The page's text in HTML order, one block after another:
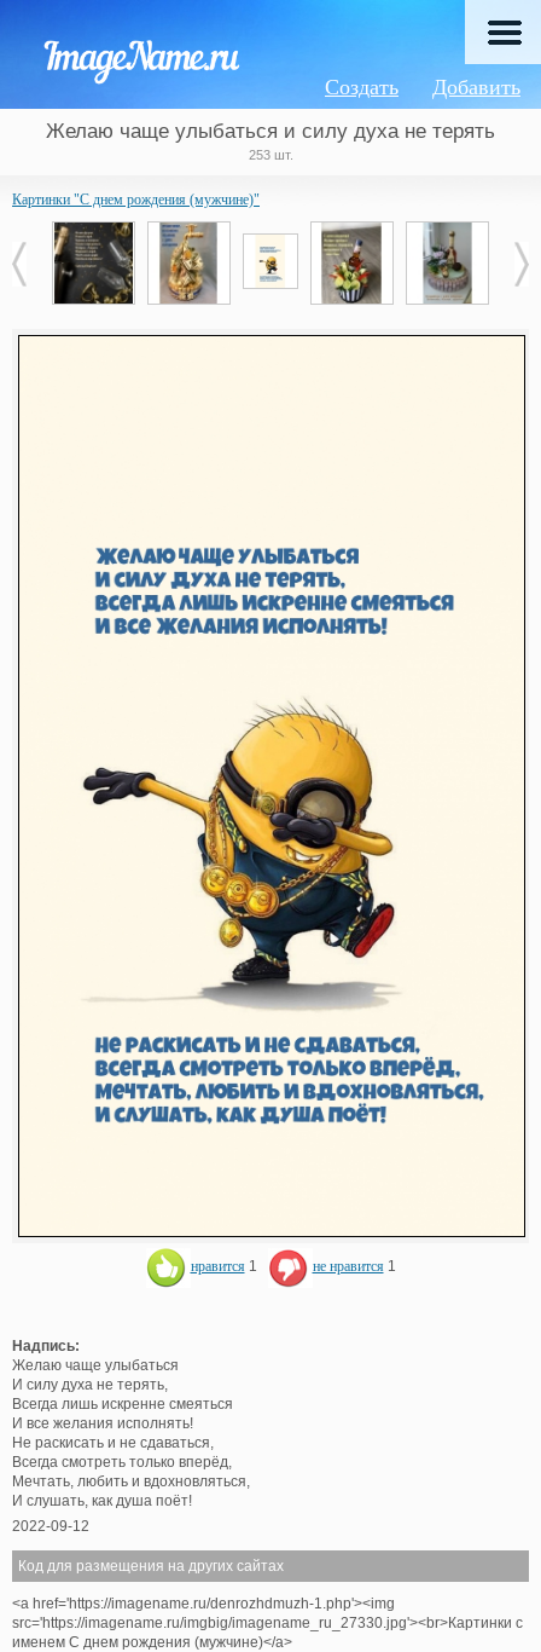
Добавить
Создать
Желаю чаще улыбаться и силу духа не терять
253 шт.
Картинки "С днем рождения (мужчине)"
нравится 1 не нравится 1
Надпись:
Желаю чаще улыбаться
И силу духа не терять,
Всегда лишь искренне смеяться
И все желания исполнять!
Не раскисать и не сдаваться,
Всегда смотреть только вперёд,
Мечтать, любить и вдохновляться,
И слушать, как душа поёт!
2022-09-12
Код для размещения на других сайтах
<a href='https://imagename.ru/denrozhdmuzh-1.php'><img
src='https://imagename.ru/imgbig/imagename_ru_27330.jpg'><br>Картинки с
именем С днем рождения (мужчине)</a>